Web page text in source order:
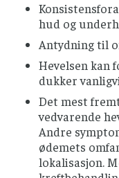
krever
drenasjen av
hevelsen i vevet
andre
fysioterapien.
Det er de
lymfedrenasje.
kunnskap om
lymfatiske
naturlige
hud og
Antydning til
Hevelsen kan
dukker
Det mest
vedvarende
Andre
ødemets
lokalisasjon.